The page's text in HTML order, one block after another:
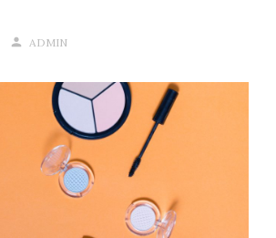
ADMIN